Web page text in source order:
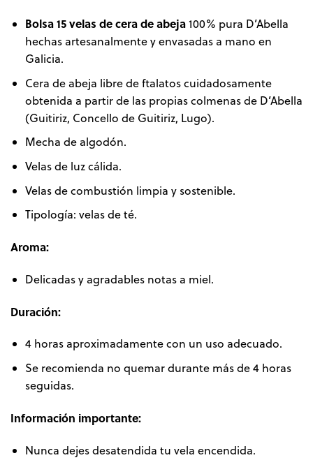
Bolsa 15 velas de cera de abeja100% pura D’Abella
hechas artesanalmente y envasadas a mano en
Galicia.
Cera de abeja libre de ftalatos cuidadosamente
obtenida a partir de las propias colmenas de D’Abella
(Guitiriz, Concello de Guitiriz, Lugo).
Mecha de algodón.
Velas de luz cálida.
Velas de combustión limpia y sostenible.
Tipología: velas de té.
Aroma:
Delicadas y agradables notas a miel.
Duración:
4 horas aproximadamente con un uso adecuado.
Se recomienda no quemar durante más de 4 horas
seguidas.
Información importante:
Nunca dejes desatendida tu vela encendida.